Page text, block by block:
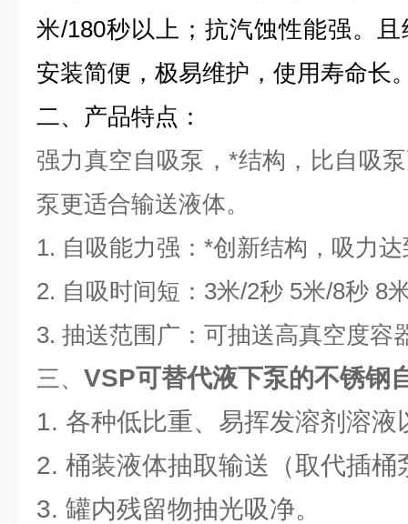
米/180秒以上；抗汽蚀性能强。
安装简便，极易维护，使用寿命长
二、产品特点：
强力真空自吸泵，*结构，比自吸
泵更适合输送液体。
1. 自吸能力强：*创新结构，吸力
2. 自吸时间短：3米/2秒 5米/8秒 8
3. 抽送范围广：可抽送高真空度容
三、 VSP可替代液下泵的不锈钢
1. 各种低比重、易挥发溶剂溶液
2. 桶装液体抽取输送（取代插桶
3. 罐内残留物抽光吸净。